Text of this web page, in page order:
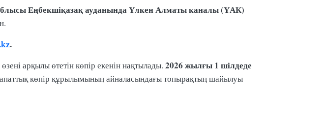
Еңбекшіқазақ ауданындаҮлкен Алматы каналы (ҮАК)
.
өзені арқылы өтетін көпір екенін нақтылады. 2026 жылғы 1 шілдеде
көпір құрылымының айналасындағы топырақтың шайылуы